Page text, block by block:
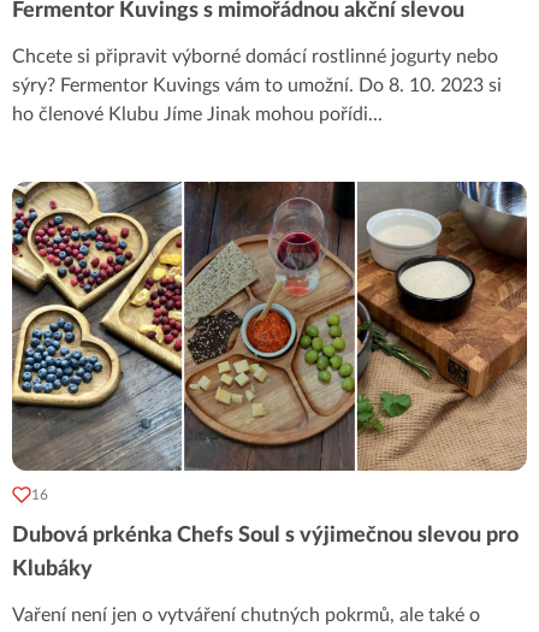
Fermentor Kuvings s mimořádnou akční slevou
Chcete si připravit výborné domácí rostlinné jogurty nebo
sýry? Fermentor Kuvings vám to umožní. Do 8. 10. 2023 si
ho členové Klubu Jíme Jinak mohou pořídi...
16
Dubová prkénka Chefs Soul s výjimečnou slevou pro
Klubáky
Vaření není jen o vytváření chutných pokrmů, ale také o